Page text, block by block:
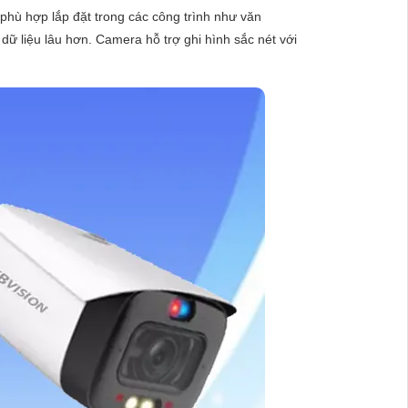
hợp lắp đặt trong các công trình như văn
liệu lâu hơn. Camera hỗ trợ ghi hình sắc nét với